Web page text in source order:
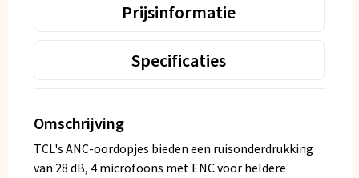
Prijsinformatie
Specificaties
Omschrijving
TCL's ANC-oordopjes bieden een ruisonderdrukking
van 28 dB, 4 microfoons met ENC voor heldere